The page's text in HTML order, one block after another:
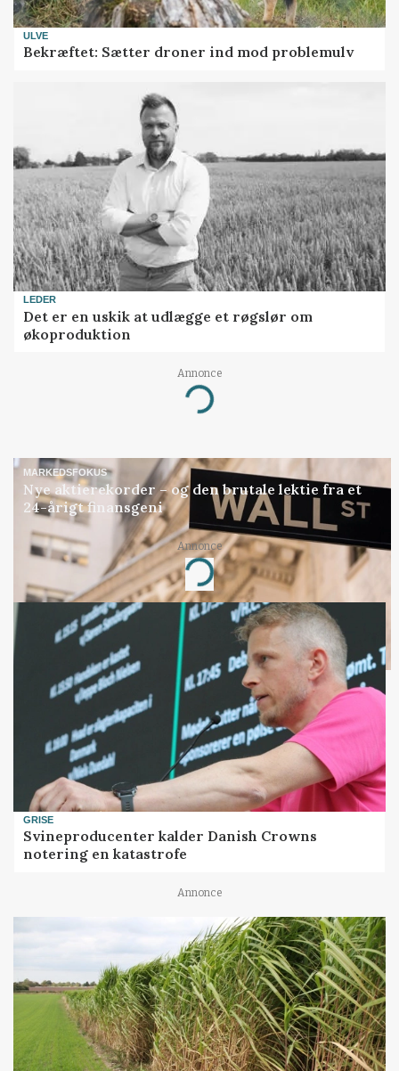
ULVE
Bekræftet: Sætter droner ind mod problemulv
LEDER
Det er en uskik at udlægge et røgslør om
økoproduktion
Annonce
Loading...
MARKEDSFOKUS
Nye aktierekorder – og den brutale lektie fra et
24-årigt finansgeni
Annonce
Loading...
GRISE
Svineproducenter kalder Danish Crowns
notering en katastrofe
Annonce